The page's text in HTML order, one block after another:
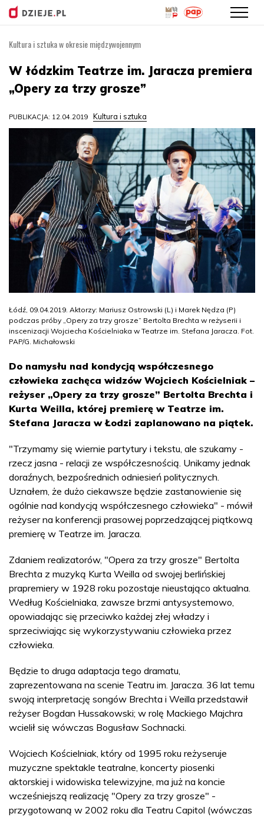
Przejdź
treści
Kultura i sztuka w okresie międzywojennym
W łódzkim Teatrze im. Jaracza premiera
„Opery za trzy grosze”
PUBLIKACJA: 12.04.2019 Kultura i sztuka
Łódź, 09.04.2019. Aktorzy: Mariusz Ostrowski (L) i Marek Nędza (P)
podczas próby „Opery za trzy grosze” Bertolta Brechta w reżyserii i
inscenizacji Wojciecha Kościelniaka w Teatrze im. Stefana Jaracza. Fot.
PAP/G. Michałowski
Do namysłu nad kondycją współczesnego
człowieka zachęca widzów Wojciech Kościelniak –
reżyser „Opery za trzy grosze” Bertolta Brechta i
Kurta Weilla, której premierę w Teatrze im.
Stefana Jaracza w Łodzi zaplanowano na piątek.
"Trzymamy się wiernie partytury i tekstu, ale szukamy -
rzecz jasna - relacji ze współczesnością. Unikamy jednak
doraźnych, bezpośrednich odniesień politycznych.
Uznałem, że dużo ciekawsze będzie zastanowienie się
ogólnie nad kondycją współczesnego człowieka" - mówił
reżyser na konferencji prasowej poprzedzającej piątkową
premierę w Teatrze im. Jaracza.
Zdaniem realizatorów, "Opera za trzy grosze" Bertolta
Brechta z muzyką Kurta Weilla od swojej berlińskiej
prapremiery w 1928 roku pozostaje nieustająco aktualna.
Według Kościelniaka, zawsze brzmi antysystemowo,
opowiadając się przeciwko każdej złej władzy i
sprzeciwiając się wykorzystywaniu człowieka przez
człowieka.
Będzie to druga adaptacja tego dramatu,
zaprezentowana na scenie Teatru im. Jaracza. 36 lat temu
swoją interpretację songów Brechta i Weilla przedstawił
reżyser Bogdan Hussakowski; w rolę Mackiego Majchra
wcielił się wówczas Bogusław Sochnacki.
Wojciech Kościelniak, który od 1995 roku reżyseruje
muzyczne spektakle teatralne, koncerty piosenki
aktorskiej i widowiska telewizyjne, ma już na koncie
wcześniejszą realizację "Opery za trzy grosze" -
przygotowaną w 2002 roku dla Teatru Capitol (wówczas